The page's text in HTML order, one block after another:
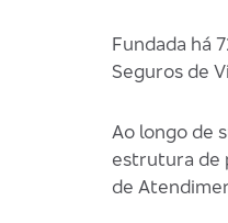
Fundada há
Seguros de
Ao longo de
estrutura de
de